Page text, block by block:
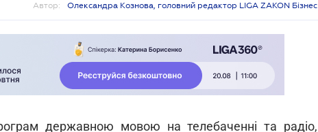
Автор: Олександра Кознова, головний редактор LIGA ZAKON Бізнес
державною мовою на телебаченні та радіо,